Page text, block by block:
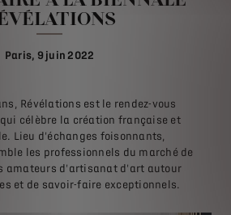
Paris, 9 juin 2022
Révélations est le rendez-vous
célèbre la création française et
Lieu d'échanges foisonnants,
les professionnels du marché de
amateurs d'artisanat d'art autour
et de savoir-faire exceptionnels.